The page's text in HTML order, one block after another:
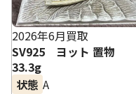
2026年6月買取
SV925 ヨット 置物
33.3g
状態 A